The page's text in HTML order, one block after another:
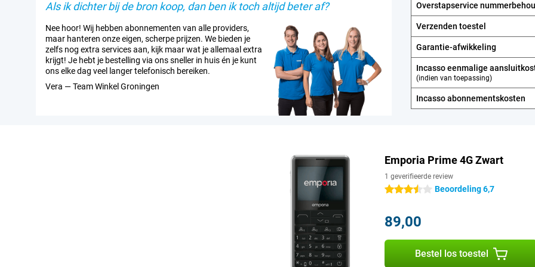
Als ik dichter bij de bron koop, dan ben ik toch altijd beter af?
Nee hoor! Wij hebben abonnementen van alle providers,
maar hanteren onze eigen, scherpe prijzen. We bieden je
zelfs nog extra services aan, kijk maar wat je allemaal extra
krijgt! Je hebt je bestelling via ons sneller in huis én je kunt
ons elke dag veel langer telefonisch bereiken.
Vera — Team Winkel Groningen
Overstapservice
Verzenden toestel
Garantie-afwikkeling
Incasso eenmalige
(indien van toepassing)
Incasso abonnements­kosten
Emporia Prime 4G Zwart
1 geverifieerde review
3.5 sterrenBeoordeling 6,7
89,00
Bestel los toestel